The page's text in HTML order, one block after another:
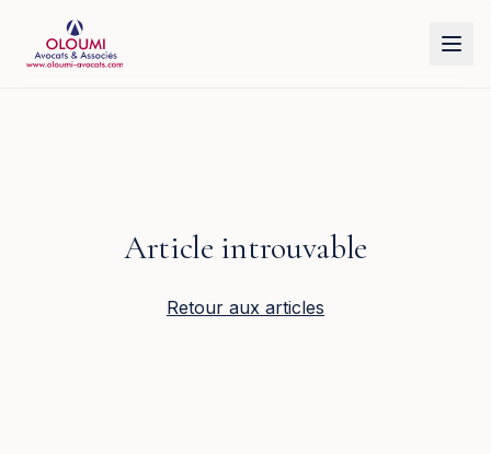
Article introuvable
Retour aux articles